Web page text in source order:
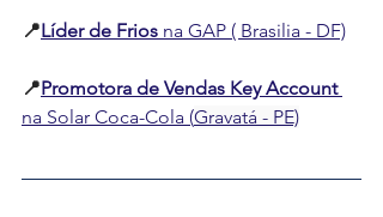
📍Líder de Frios na GAP ( Brasilia - DF)
📍Promotora de Vendas Key Account
na Solar Coca-Cola (Gravatá - PE)